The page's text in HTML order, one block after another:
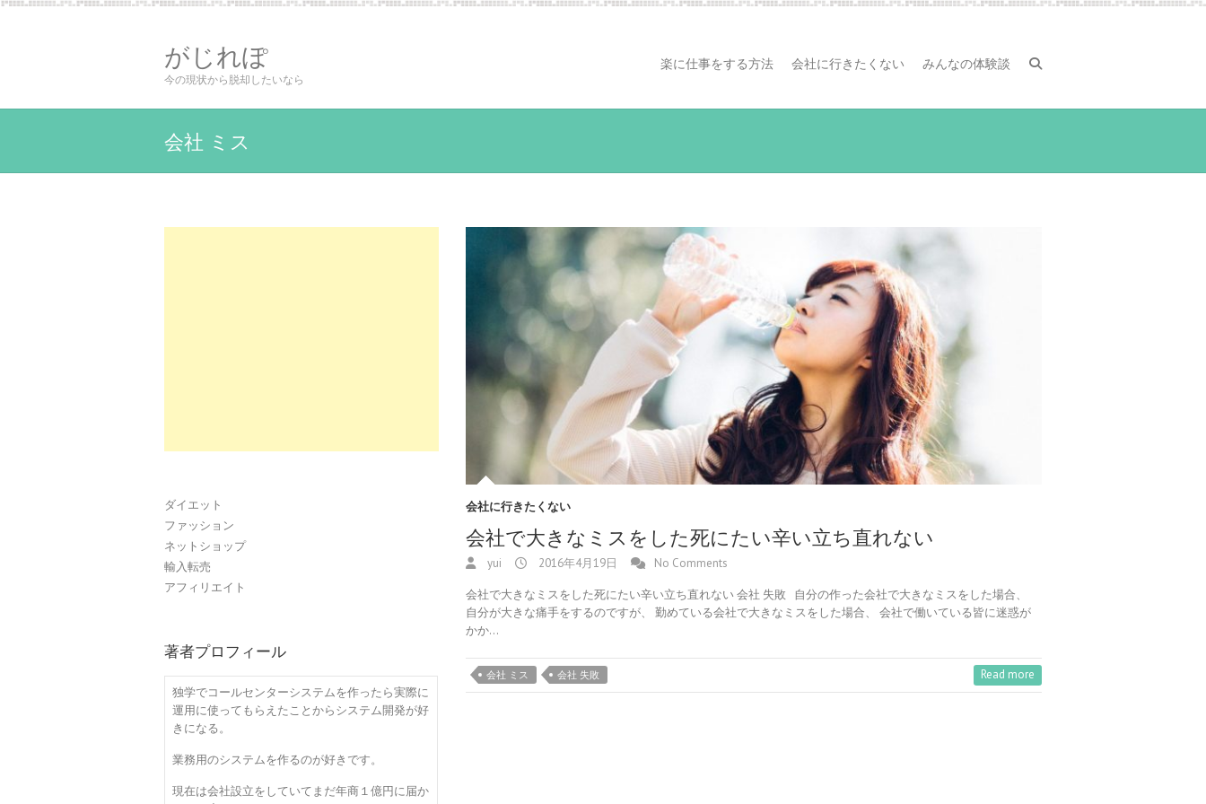
がじれぽ
今の現状から脱却したいなら
楽に仕事をする方法 会社に行きたくない みんなの体験談
会社 ミス
会社に行きたくない
会社で大きなミスをした死にたい辛い立ち直れない
yui 2016年4月19日 No Comments
会社で大きなミスをした死にたい辛い立ち直れない 会社 失敗 自分の作った会社で大きなミスをした場合、
自分が大きな痛手をするのですが、 勤めている会社で大きなミスをした場合、 会社で働いている皆に迷惑が
かか…
会社 ミス 会社 失敗 Read more
ダイエット
ファッション
ネットショップ
輸入転売
アフィリエイト
著者プロフィール
独学でコールセンターシステムを作ったら実際に
運用に使ってもらえたことからシステム開発が好
きになる。
業務用のシステムを作るのが好きです。
現在は会社設立をしていてまだ年商１億円に届か